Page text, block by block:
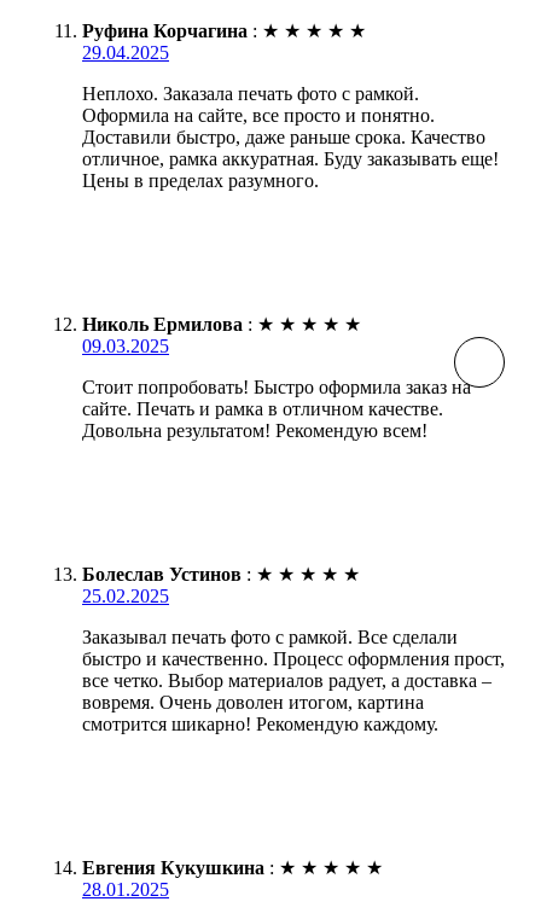
Руфина Корчагина : ★ ★ ★ ★ ★
29.04.2025
Неплохо. Заказала печать фото с рамкой.
Оформила на сайте, все просто и понятно.
Доставили быстро, даже раньше срока. Качество
отличное, рамка аккуратная. Буду заказывать еще!
Цены в пределах разумного.
Николь Ермилова : ★ ★ ★ ★ ★
09.03.2025
Стоит попробовать! Быстро оформила заказ на
сайте. Печать и рамка в отличном качестве.
Довольна результатом! Рекомендую всем!
Болеслав Устинов : ★ ★ ★ ★ ★
25.02.2025
Заказывал печать фото с рамкой. Все сделали
быстро и качественно. Процесс оформления прост,
все четко. Выбор материалов радует, а доставка –
вовремя. Очень доволен итогом, картина
смотрится шикарно! Рекомендую каждому.
Евгения Кукушкина : ★ ★ ★ ★ ★
28.01.2025